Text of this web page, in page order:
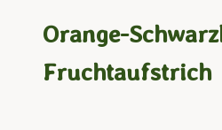
Orange-
Fruchtaufstrich